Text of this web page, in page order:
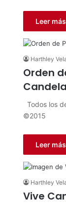
Leer
Harthley
Orden
Todos los
©2015
Leer
Harthley
Vive